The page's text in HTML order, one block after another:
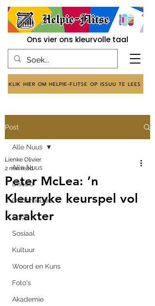
KLIK HIER OM HELPIE-FLITSE OP ISSUU TE LEES
Ons vier ons kleurvolle taal
Post
Alle Nuus
Dis100
Onderhoude
Sport
Sosiaal
Kultuur
Woord en Kuns
Foto's
Akademie
Alle Nuus
Peter McLea: ’n
Kleurryke keurspel vol
karakter
Lienke Olivier
2 min read